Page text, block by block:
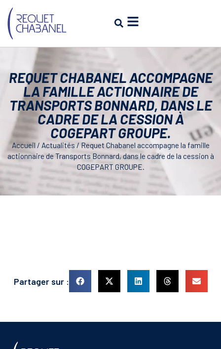
REQUET CHABANEL ACCOMPAGNE
LA FAMILLE ACTIONNAIRE DE
TRANSPORTS BONNARD, DANS LE
CADRE DE LA CESSION À
COGEPART GROUPE.
Accueil / Actualités / Requet Chabanel accompagne la famille
actionnaire de Transports Bonnard, dans le cadre de la cession à
COGEPART GROUPE.
Partager sur :